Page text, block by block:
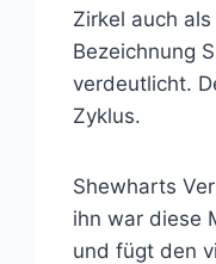
Zirkel auch als
Bezeichnung
verdeutlicht.
Zyklus.
Shewharts
ihn war diese
und fügt den